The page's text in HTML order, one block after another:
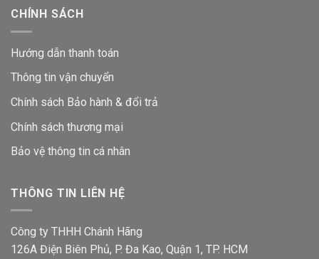
CHÍNH SÁCH
Hướng dẫn thanh toán
Thông tin vận chuyển
Chính sách Bảo hành & đổi trả
Chính sách thương mại
Bảo vệ thông tin cá nhân
THÔNG TIN LIÊN HỆ
Công ty THHH Chánh Hãng
126A Điện Biên Phủ, P. Đa Kao, Quận 1, TP. HCM